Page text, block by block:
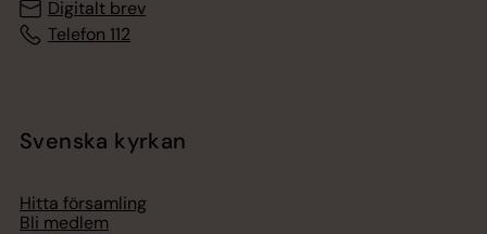
Digitalt brev
Telefon 112
Svenska kyrkan
Hitta församling
Bli medlem